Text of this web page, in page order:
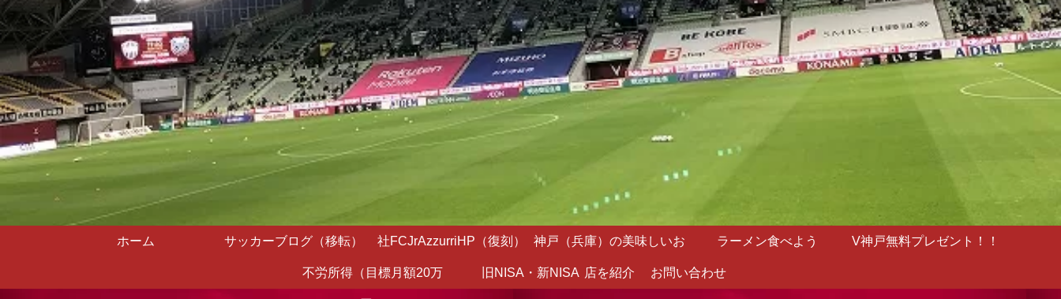
ホーム サッカーブログ（移転） 社FCJrAzzurriHP（復刻） 神戸（兵庫）の美味しいお
店を紹介
ラーメン食べよう V神戸無料プレゼント！！
不労所得（目標月額20万 旧NISA・新NISA お問い合わせ